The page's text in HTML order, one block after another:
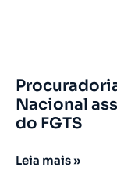
Nacional
do FGTS
Leia mais »